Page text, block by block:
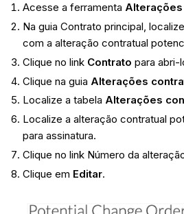
Acesse a ferramenta
Na guia Contrato principal,
com a alteração contratual
Clique no link Contrato para abri-
Clique na guia Alterações
Localize a tabela Alterações
Localize a alteração contratual
para assinatura.
Clique no link Número da
Clique em Editar.